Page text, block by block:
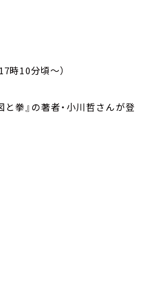
時10分頃～）
拳』の著者・小川哲さんが登